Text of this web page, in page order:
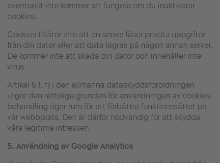
eventuellt inte kommer att fungera om du inaktiverar
cookies.
Cookies tillåter inte att en server läser privata uppgifter
från din dator eller att data lagras på någon annan server.
De kommer inte att skada din dator och innehåller inte
virus.
Artikel 6.1. f) i den allmänna dataskyddsförordningen
utgör den rättsliga grunden för användningen av cookies:
behandling äger rum för att förbättra funktionssättet på
vår webbplats. Den är därför nödvändig för att skydda
våra legitima intressen.
5. Användning av Google Analytics